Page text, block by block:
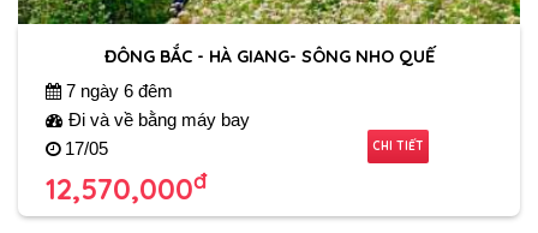
ĐÔNG BẮC - HÀ GIANG- SÔNG NHO QUẾ
7 ngày 6 đêm
Đi và về bằng máy bay
17/05
12,570,000đ
CHI TIẾT